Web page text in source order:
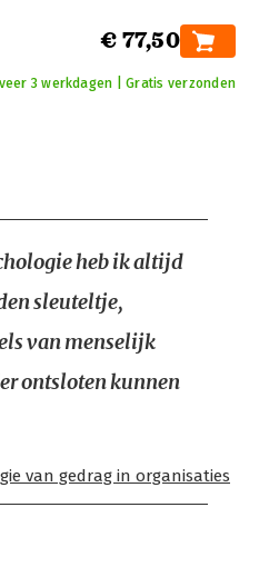
€ 77,50
3 werkdagen | Gratis verzonden
heb ik altijd
sleuteltje,
van menselijk
ontsloten kunnen
van gedrag in organisaties